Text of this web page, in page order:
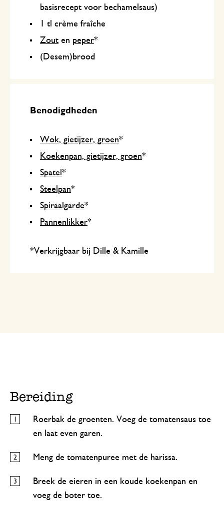
basisrecept voor bechamelsaus)
1 tl crème fraîche
Zout en peper*
(Desem)brood
Benodigdheden
Wok, gietijzer, groen*
Koekenpan, gietijzer, groen*
Spatel *
Steelpan*
Spiraalgarde*
Pannenlikker*
*Verkrijgbaar bij Dille & Kamille
Bereiding
Roerbak de groenten. Voeg de tomatensaus toe
en laat even garen.
Meng de tomatenpuree met de harissa.
Breek de eieren in een koude koekenpan en
voeg de boter toe.